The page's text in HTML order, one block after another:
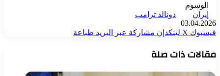
الوسوم
إيران
دونالد ترامب
03.04.2026
فيسبوك ‫X لينكدإن مشاركة عبر البريد طباعة
مقالات ذات صلة